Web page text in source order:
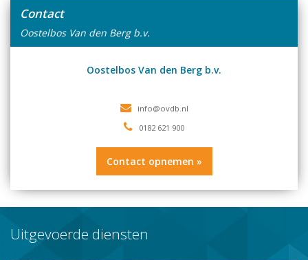
Contact
Oostelbos Van den Berg b.v.
Oostelbos Van den Berg b.v.
0182 621 900
Contact opnemen »
Uitgevoerde diensten